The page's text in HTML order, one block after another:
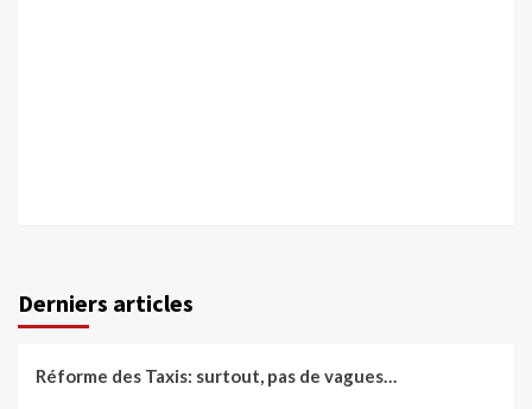
Derniers articles
Réforme des Taxis: surtout, pas de vagues…